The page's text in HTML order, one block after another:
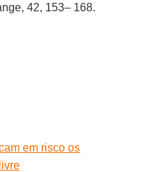
42, 153– 168.
em risco os